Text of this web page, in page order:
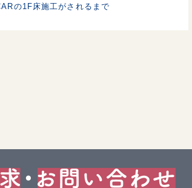
の1F床施工がされるまで